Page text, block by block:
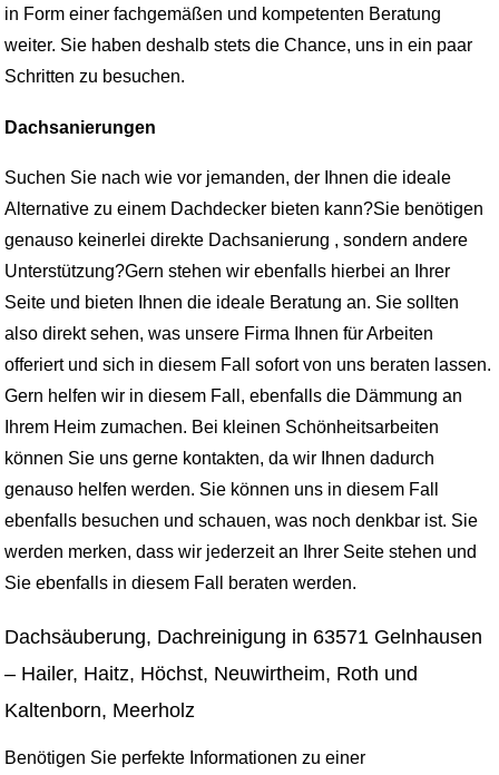
in Form einer fachgemäßen und kompetenten Beratung
weiter. Sie haben deshalb stets die Chance, uns in ein paar
Schritten zu besuchen.
Dachsanierungen
Suchen Sie nach wie vor jemanden, der Ihnen die ideale
Alternative zu einem Dachdecker bieten kann?Sie benötigen
genauso keinerlei direkte Dachsanierung , sondern andere
Unterstützung?Gern stehen wir ebenfalls hierbei an Ihrer
Seite und bieten Ihnen die ideale Beratung an. Sie sollten
also direkt sehen, was unsere Firma Ihnen für Arbeiten
offeriert und sich in diesem Fall sofort von uns beraten lassen.
Gern helfen wir in diesem Fall, ebenfalls die Dämmung an
Ihrem Heim zumachen. Bei kleinen Schönheitsarbeiten
können Sie uns gerne kontakten, da wir Ihnen dadurch
genauso helfen werden. Sie können uns in diesem Fall
ebenfalls besuchen und schauen, was noch denkbar ist. Sie
werden merken, dass wir jederzeit an Ihrer Seite stehen und
Sie ebenfalls in diesem Fall beraten werden.
Dachsäuberung, Dachreinigung in 63571 Gelnhausen
– Hailer, Haitz, Höchst, Neuwirtheim, Roth und
Kaltenborn, Meerholz
Benötigen Sie perfekte Informationen zu einer